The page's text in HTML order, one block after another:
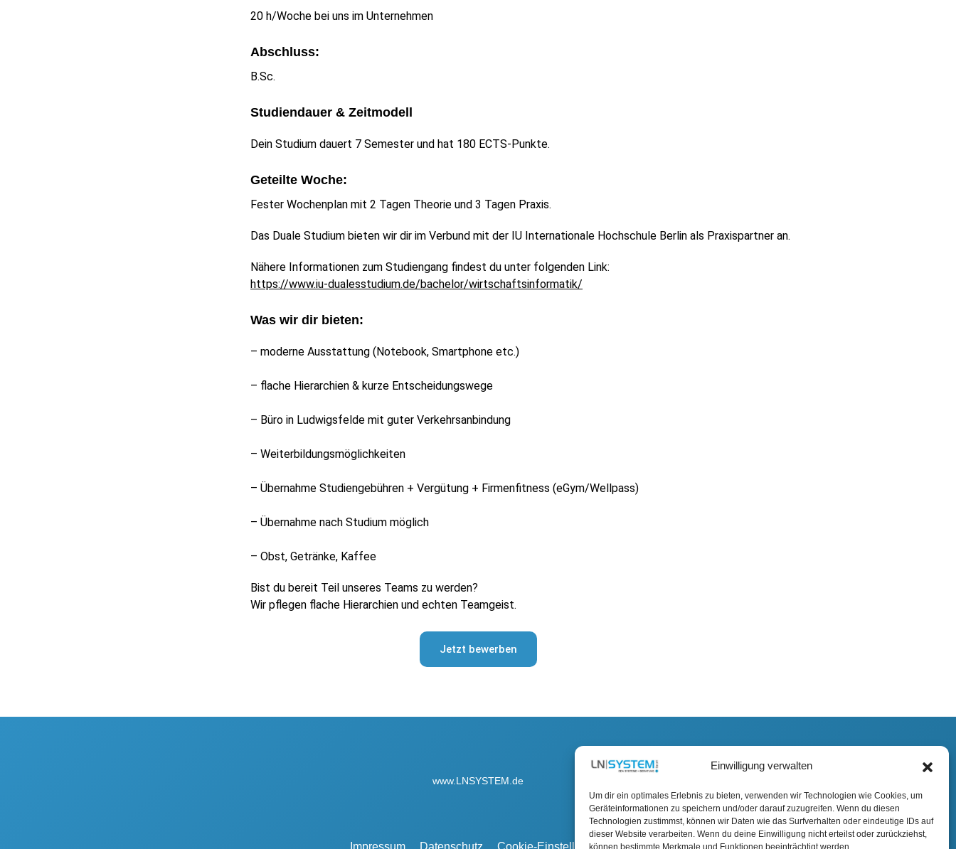
Einwilligung verwalten
Um dir ein optimales Erlebnis zu bieten, verwenden wir Technologien wie Cookies, um
Geräteinformationen zu speichern und/oder darauf zuzugreifen. Wenn du diesen
Technologien zustimmst, können wir Daten wie das Surfverhalten oder eindeutige IDs auf
dieser Website verarbeiten. Wenn du deine Einwilligung nicht erteilst oder zurückziehst,
können bestimmte Merkmale und Funktionen beeinträchtigt werden.
20 h/Woche bei uns im Unternehmen
Abschluss:
B.Sc.
Studiendauer & Zeitmodell
Dein Studium dauert 7 Semester und hat 180 ECTS-Punkte.
Geteilte Woche:
Fester Wochenplan mit 2 Tagen Theorie und 3 Tagen Praxis.
Das Duale Studium bieten wir dir im Verbund mit der IU Internationale Hochschule Berlin als Praxispartner an.
Nähere Informationen zum Studiengang findest du unter folgenden Link:
https://www.iu-dualesstudium.de/bachelor/wirtschaftsinformatik/
Was wir dir bieten:
– moderne Ausstattung (Notebook, Smartphone etc.)
– flache Hierarchien & kurze Entscheidungswege
– Büro in Ludwigsfelde mit guter Verkehrsanbindung
– Weiterbildungsmöglichkeiten
– Übernahme Studiengebühren + Vergütung + Firmenfitness (eGym/Wellpass)
– Übernahme nach Studium möglich
– Obst, Getränke, Kaffee
Bist du bereit Teil unseres Teams zu werden?
Wir pflegen flache Hierarchien und echten Teamgeist.
Jetzt bewerben
www.LNSYSTEM.de
Impressum Datenschutz Cookie-Einstellungen